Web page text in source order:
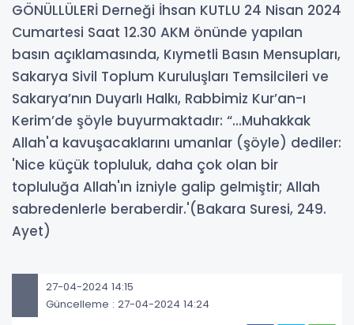
GÖNÜLLÜLERİ Derneği İhsan KUTLU 24 Nisan 2024
Cumartesi Saat 12.30 AKM önünde yapılan
basın açıklamasında, Kıymetli Basın Mensupları,
Sakarya Sivil Toplum Kuruluşları Temsilcileri ve
Sakarya’nın Duyarlı Halkı, Rabbimiz Kur’an-ı
Kerim’de şöyle buyurmaktadır: “...Muhakkak
Allah'a kavuşacaklarını umanlar (şöyle) dediler:
'Nice küçük topluluk, daha çok olan bir
topluluğa Allah'ın izniyle galip gelmiştir; Allah
sabredenlerle beraberdir.'(Bakara Suresi, 249.
Ayet)
27-04-2024 14:15
Güncelleme : 27-04-2024 14:24